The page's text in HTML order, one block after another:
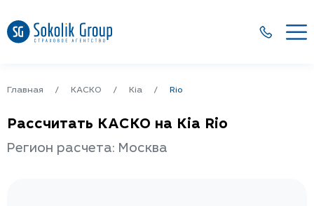
Главная КАСКО Kia Rio
Рассчитать КАСКО на Kia Rio
Регион расчета: Москва